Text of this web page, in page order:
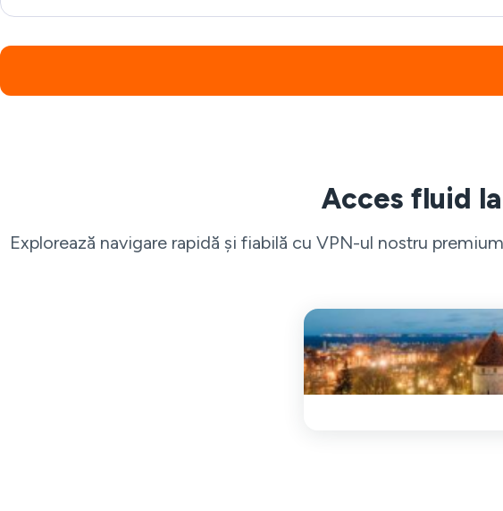
Acces fluid
Explorează navigare rapidă și fiabilă cu VPN-ul nostru